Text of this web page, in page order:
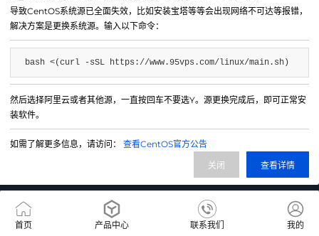
微信公众号
IDC/ISP证号 B1-20214840
首页 产品中心 联系我们 我的
导致CentOS系统源已全面失效，比如安装宝塔等等会出现网络不可达等报错，
解决方案是更换系统源。输入以下命令：
bash <(curl -sSL https://www.95vps.com/linux/main.sh)
然后选择阿里云或者其他源，一直按回车不要选Y。源更换完成后，即可正常安
装软件。
如需了解更多信息，请访问： 查看CentOS官方公告
查看详情
关闭